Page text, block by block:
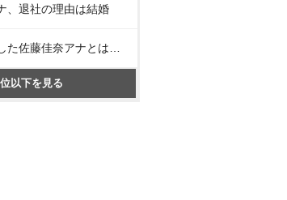
、退社の理由は結婚
た佐藤佳奈アナとは…
以下を見る